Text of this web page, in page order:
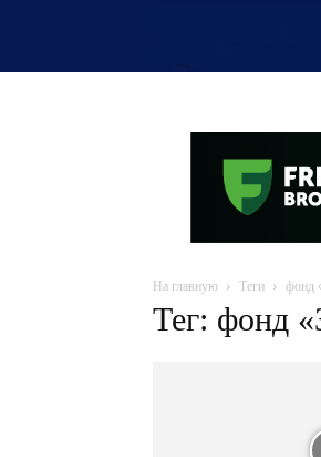
На главную Теги фонд
Тег: фонд